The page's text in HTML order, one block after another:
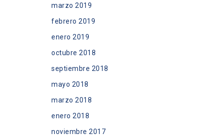
marzo 2019
febrero 2019
enero 2019
octubre 2018
septiembre 2018
mayo 2018
marzo 2018
enero 2018
noviembre 2017